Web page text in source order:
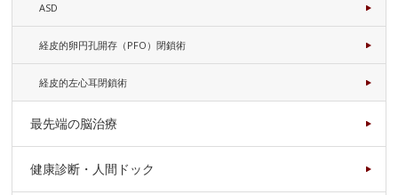
ASD
経皮的卵円孔開存（PFO）閉鎖術
経皮的左心耳閉鎖術
最先端の脳治療
健康診断・人間ドック